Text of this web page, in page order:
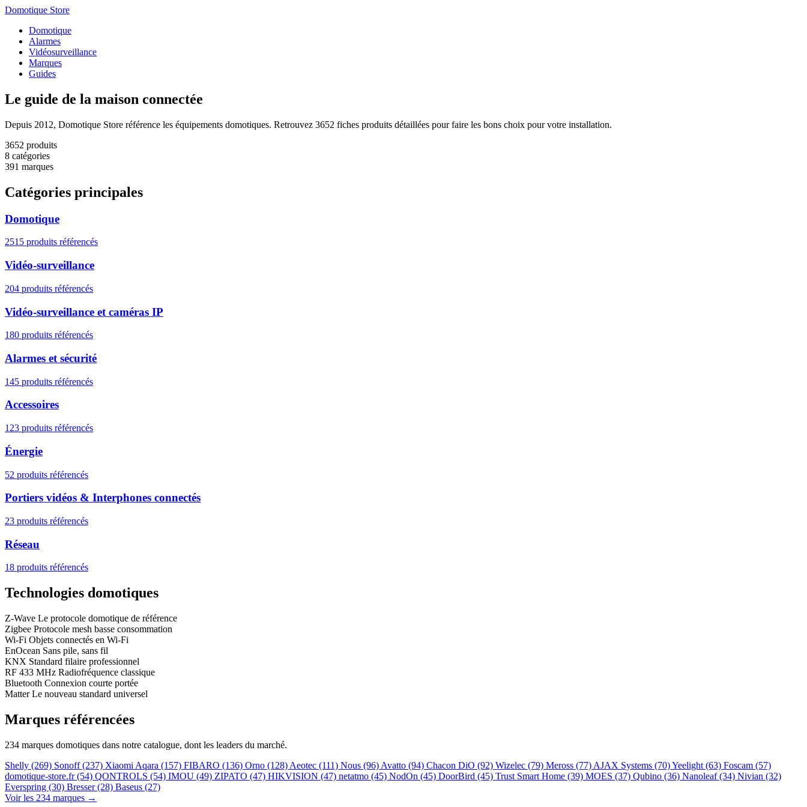
Domotique Store
Domotique
Alarmes
Vidéosurveillance
Marques
Guides
Le guide de la maison connectée
Depuis 2012, Domotique Store référence les équipements domotiques. Retrouvez 3652 fiches produits détaillées pour faire les bons choix pour votre installation.
3652 produits
8 catégories
391 marques
Catégories principales
Domotique
2515 produits référencés
Vidéo-surveillance
204 produits référencés
Vidéo-surveillance et caméras IP
180 produits référencés
Alarmes et sécurité
145 produits référencés
Accessoires
123 produits référencés
Énergie
52 produits référencés
Portiers vidéos & Interphones connectés
23 produits référencés
Réseau
18 produits référencés
Technologies domotiques
Z-Wave Le protocole domotique de référence
Zigbee Protocole mesh basse consommation
Wi-Fi Objets connectés en Wi-Fi
EnOcean Sans pile, sans fil
KNX Standard filaire professionnel
RF 433 MHz Radiofréquence classique
Bluetooth Connexion courte portée
Matter Le nouveau standard universel
Marques référencées
234 marques domotiques dans notre catalogue, dont les leaders du marché.
Shelly (269) Sonoff(237) Xiaomi Aqara (157) FIBARO (136) Orno (128) Aeotec (111) Nous (96) Avatto (94) Chacon DiO (92) Wizelec (79) Meross (77) AJAX Systems (70)Yeelight (63) Foscam (57)
domotique-store.fr(54) QONTROLS (54) IMOU (49) ZIPATO (47) HIKVISION (47) netatmo (45) NodOn (45) DoorBird (45) Trust Smart Home (39) MOES (37) Qubino (36) Nanoleaf(34) Nivian (32)
Everspring (30) Bresser(28) Baseus (27)
Voir les 234 marques →